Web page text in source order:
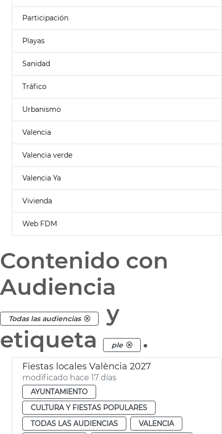
Participación
Playas
Sanidad
Tráfico
Urbanismo
Valencia
Valencia verde
Valencia Ya
Vivienda
Web FDM
Contenido con
Audiencia
Todas las audiencias
y
etiqueta
ple .
Fiestas locales València 2027
modificado hace 17 días
AYUNTAMIENTO
CULTURA Y FIESTAS POPULARES
TODAS LAS AUDIENCIAS
VALENCIA